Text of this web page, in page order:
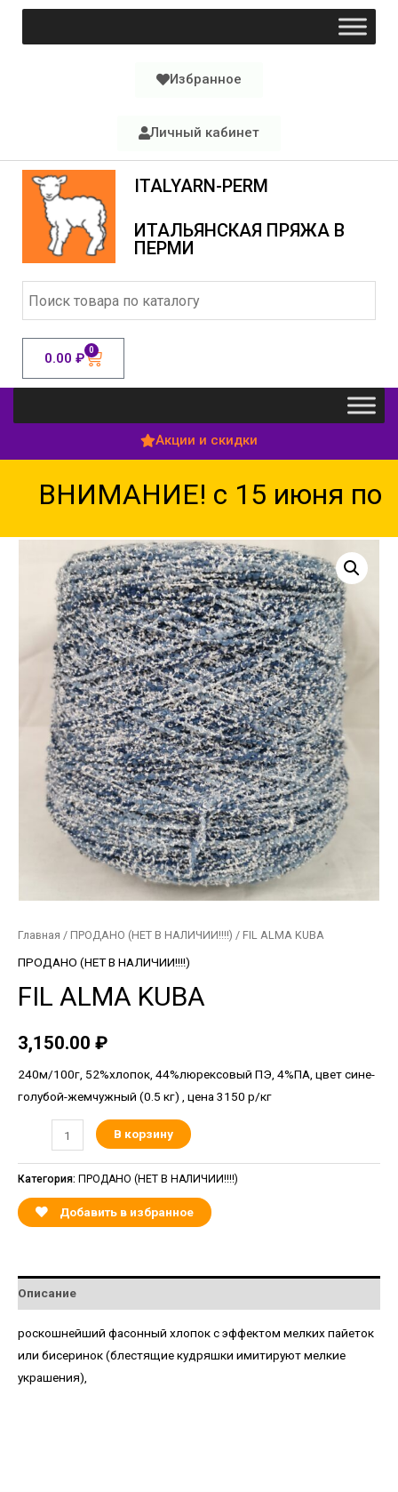
Избранное
Личный кабинет
ITALYARN-PERM
ИТАЛЬЯНСКАЯ ПРЯЖА В
ПЕРМИ
0.00 ₽ 0
Акции и скидки
ВНИМАНИЕ! с 15 июня по
Главная / ПРОДАНО (НЕТ В НАЛИЧИИ!!!!) / FIL ALMA KUBA
ПРОДАНО (НЕТ В НАЛИЧИИ!!!!)
FIL ALMA KUBA
3,150.00 ₽
240м/100г, 52%хлопок, 44%люрексовый ПЭ, 4%ПА, цвет сине-
голубой-жемчужный (0.5 кг) , цена 3150 р/кг
В корзину
Категория: ПРОДАНО (НЕТ В НАЛИЧИИ!!!!)
Добавить в избранное
Описание
роскошнейший фасонный хлопок с эффектом мелких пайеток
или бисеринок (блестящие кудряшки имитируют мелкие
украшения),